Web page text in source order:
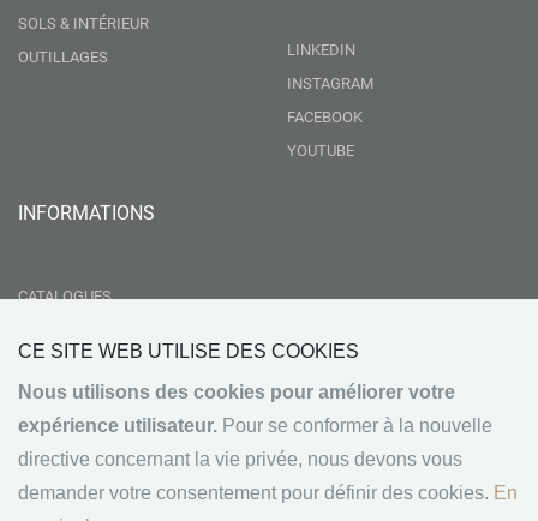
CE SITE WEB UTILISE DES COOKIES
Nous utilisons des cookies pour améliorer votre
expérience utilisateur. Pour se conformer à la nouvelle
directive concernant la vie privée, nous devons vous
demander votre consentement pour définir des cookies. En
SOLS & INTÉRIEUR
OUTILLAGES
LINKEDIN
INSTAGRAM
FACEBOOK
YOUTUBE
INFORMATIONS
CATALOGUES
RSE
GROUPEMENT NEBOPAN
NOS VALEURS
CONDITIONS GÉNÉRALES DE VENTE
MENTIONS LÉGALES